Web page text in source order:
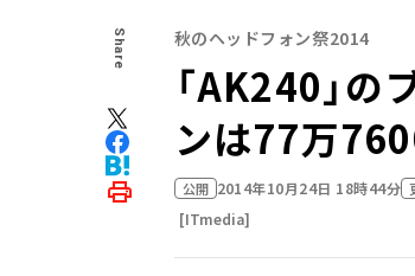
Share 秋のヘッドフォン祭2014
「AK240」
ンは77万
公開 2014年10月24日 18時44分
[ITmedia]